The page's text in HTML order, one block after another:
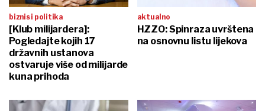
biznis i politika
[Klub milijardera]:
Pogledajte kojih 17
državnih ustanova
ostvaruje više od milijarde
kuna prihoda
aktualno
HZZO: Spinraza uvrštena
na osnovnu listu lijekova